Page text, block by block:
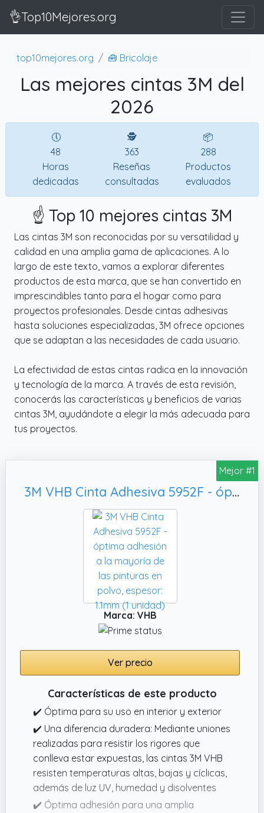
👌Top10Mejores.org
top10mejores.org 🧰 Bricolaje
Las mejores cintas 3M del
2026
🕔
48
Horas
dedicadas
🕵
363
Reseñas
consultadas
📦
288
Productos
evaluados
☝️ Top 10 mejores cintas 3M
Las cintas 3M son reconocidas por su versatilidad y
calidad en una amplia gama de aplicaciones. A lo
largo de este texto, vamos a explorar diferentes
productos de esta marca, que se han convertido en
imprescindibles tanto para el hogar como para
proyectos profesionales. Desde cintas adhesivas
hasta soluciones especializadas, 3M ofrece opciones
que se adaptan a las necesidades de cada usuario.
La efectividad de estas cintas radica en la innovación
y tecnología de la marca. A través de esta revisión,
conocerás las características y beneficios de varias
cintas 3M, ayudándote a elegir la más adecuada para
tus proyectos.
Mejor #1
3M VHB Cinta Adhesiva 5952F - óptima adhesión a la mayoría de las pinturas en polvo, espesor: 1.1mm (1 unidad)
Marca: VHB
Ver precio
Características de este producto
✔️ Óptima para su uso en interior y exterior
✔️ Una diferencia duradera: Mediante uniones
realizadas para resistir los rigores que
conlleva estar expuestas, las cintas 3M VHB
resisten temperaturas altas, bajas y cíclicas,
además de luz UV, humedad y disolventes
✔️ Óptima adhesión para una amplia